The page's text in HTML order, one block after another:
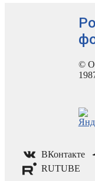
©
ВКонтакте
RUTUBE